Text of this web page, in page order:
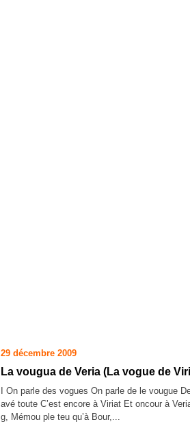
29 décembre 2009
La vougua de Veria (La vogue de
I On parle des vogues On parle de le vougue
avé toute C’est encore à Viriat Et oncour à
g, Mémou ple teu qu’à Bour,...